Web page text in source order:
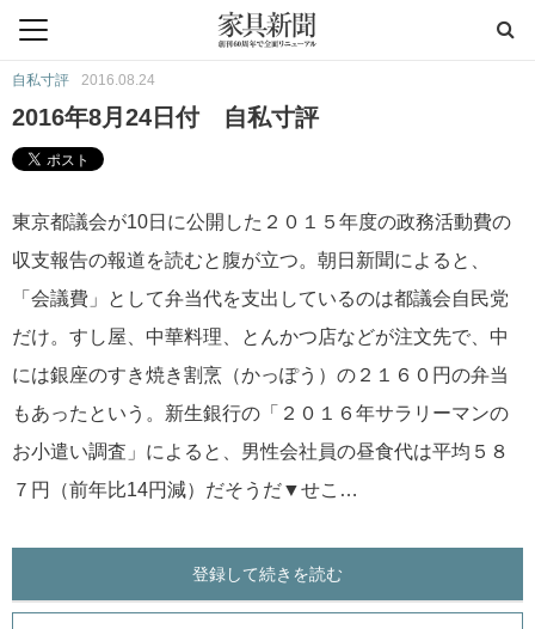
自私寸評 2016.08.24
2016年8月24日付 自私寸評
東京都議会が10日に公開した２０１５年度の政務活動費の
収支報告の報道を読むと腹が立つ。朝日新聞によると、
「会議費」として弁当代を支出しているのは都議会自民党
だけ。すし屋、中華料理、とんかつ店などが注文先で、中
には銀座のすき焼き割烹（かっぽう）の２１６０円の弁当
もあったという。新生銀行の「２０１６年サラリーマンの
お小遣い調査」によると、男性会社員の昼食代は平均５８
７円（前年比14円減）だそうだ▼せこ…
登録して続きを読む